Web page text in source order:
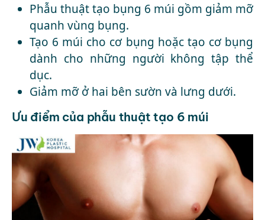
Phẫu thuật tạo bụng 6 múi gồm giảm mỡ
quanh vùng bụng.
Tạo 6 múi cho cơ bụng hoặc tạo cơ bụng
dành cho những người không tập thể
dục.
Giảm mỡ ở hai bên sườn và lưng dưới.
Ưu điểm của phẫu thuật tạo 6 múi